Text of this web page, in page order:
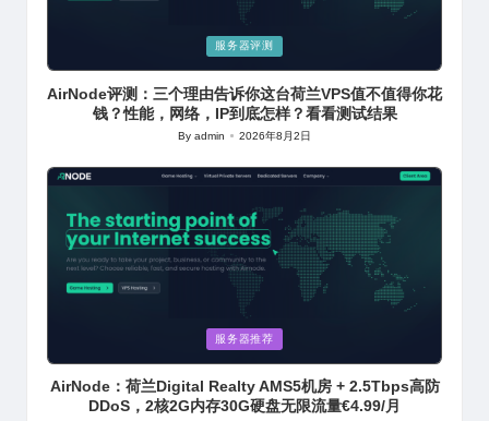
in
服务器评测
AirNode评测：三个理由告诉你这台荷兰VPS值不值得你花
钱？性能，网络，IP到底怎样？看看测试结果
Posted
Byadmin 2026年8月2日
in
服务器推荐
AirNode：荷兰Digital Realty AMS5机房 + 2.5Tbps高防
DDoS，2核2G内存30G硬盘无限流量€4.99/月